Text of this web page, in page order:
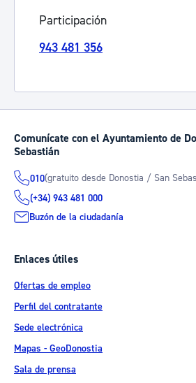
Participación
943 481 356
Comunícate con el Ayuntamiento de
Sebastián
010(gratuito desde Donostia / San
(+34) 943 481 000
Buzón de la ciudadanía
Enlaces útiles
Ofertas de empleo
Perfil del contratante
Sede electrónica
Mapas - GeoDonostia
Sala de prensa